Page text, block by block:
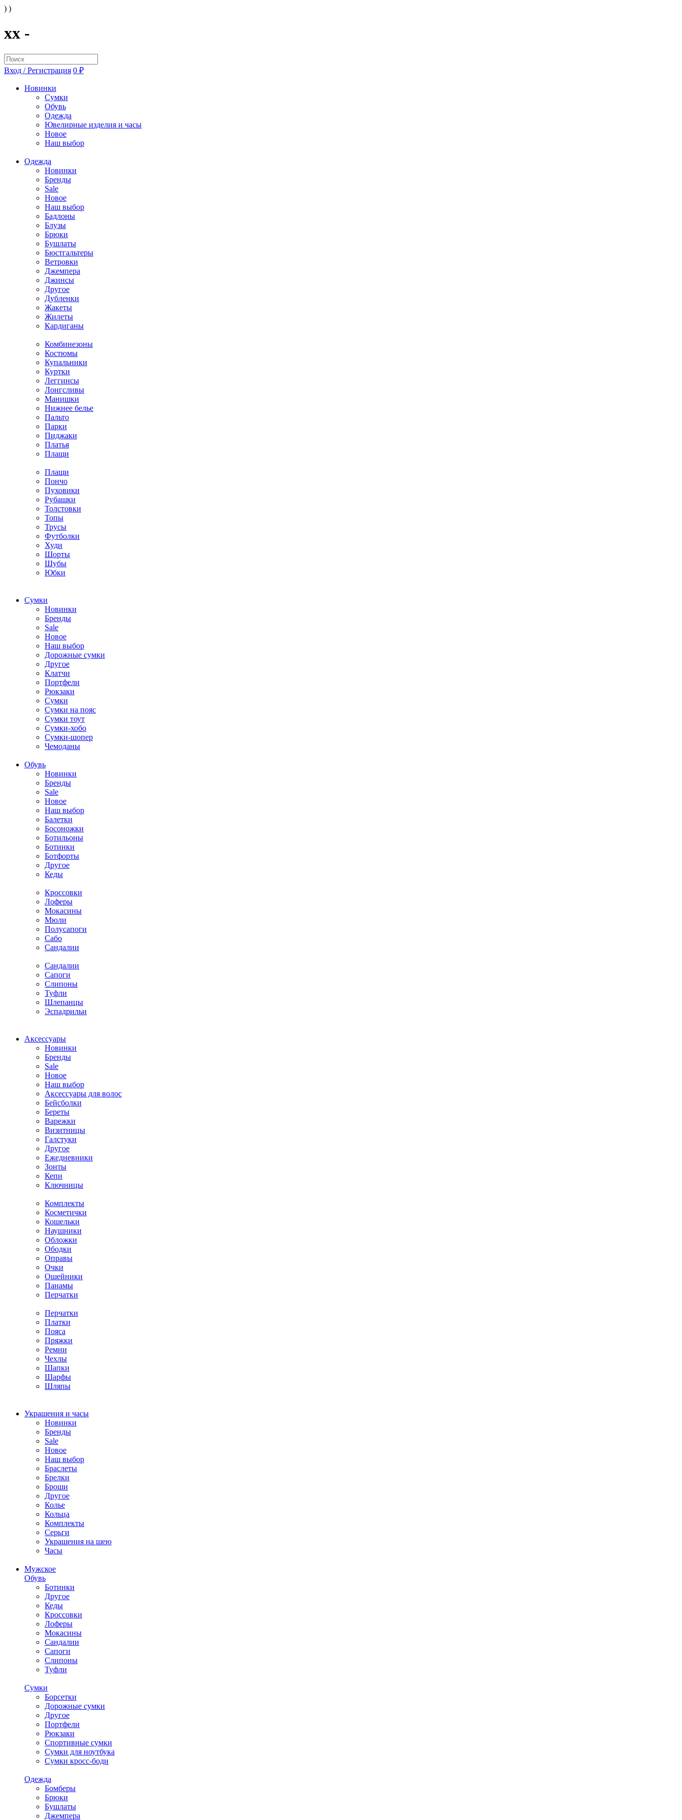
) )
xx -
Вход / Регистрация 0 ₽
Новинки
Сумки
Обувь
Одежда
Ювелирные изделия и часы
Новое
Наш выбор
Одежда
Новинки
Бренды
Sale
Новое
Наш выбор
Бадлоны
Блузы
Брюки
Бушлаты
Бюстгальтеры
Ветровки
Джемпера
Джинсы
Другое
Дубленки
Жакеты
Жилеты
Кардиганы
Комбинезоны
Костюмы
Купальники
Куртки
Леггинсы
Лонгсливы
Манишки
Нижнее белье
Пальто
Парки
Пиджаки
Платья
Плащи
Плащи
Пончо
Пуховики
Рубашки
Толстовки
Топы
Трусы
Футболки
Худи
Шорты
Шубы
Юбки
Cумки
Новинки
Бренды
Sale
Новое
Наш выбор
Дорожные сумки
Другое
Клатчи
Портфели
Рюкзаки
Сумки
Сумки на пояс
Сумки тоут
Сумки-хобо
Сумки-шопер
Чемоданы
Обувь
Новинки
Бренды
Sale
Новое
Наш выбор
Балетки
Босоножки
Ботильоны
Ботинки
Ботфорты
Другое
Кеды
Кроссовки
Лоферы
Мокасины
Мюли
Полусапоги
Сабо
Сандалии
Сандалии
Сапоги
Слипоны
Туфли
Шлепанцы
Эспадрильи
Аксессуары
Новинки
Бренды
Sale
Новое
Наш выбор
Аксессуары для волос
Бейсболки
Береты
Варежки
Визитницы
Галстуки
Другое
Ежедневники
Зонты
Кепи
Ключницы
Комплекты
Косметички
Кошельки
Наушники
Обложки
Ободки
Оправы
Очки
Ошейники
Панамы
Перчатки
Перчатки
Платки
Пояса
Пряжки
Ремни
Чехлы
Шапки
Шарфы
Шляпы
Украшения и часы
Новинки
Бренды
Sale
Новое
Наш выбор
Браслеты
Брелки
Броши
Другое
Колье
Кольца
Комплекты
Серьги
Украшения на шею
Часы
Мужское
Обувь
Ботинки
Другое
Кеды
Кроссовки
Лоферы
Мокасины
Сандалии
Сапоги
Слипоны
Туфли
Сумки
Борсетки
Дорожные сумки
Другое
Портфели
Рюкзаки
Спортивные сумки
Сумки для ноутбука
Сумки кросс-боди
Одежда
Бомберы
Брюки
Бушлаты
Джемпера